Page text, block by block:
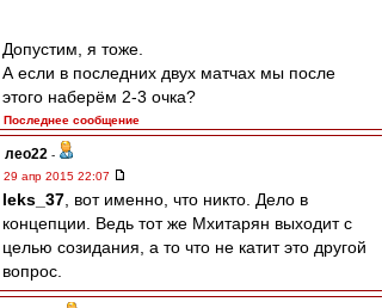
Допустим, я тоже.
А если в последних двух матчах мы после
этого наберём 2-3 очка?
Последнее сообщение
лео22 -
29 апр 2015 22:07
leks_37 , вот именно, что никто. Дело в
концепции. Ведь тот же Мхитарян выходит с
целью созидания, а то что не катит это другой
вопрос.